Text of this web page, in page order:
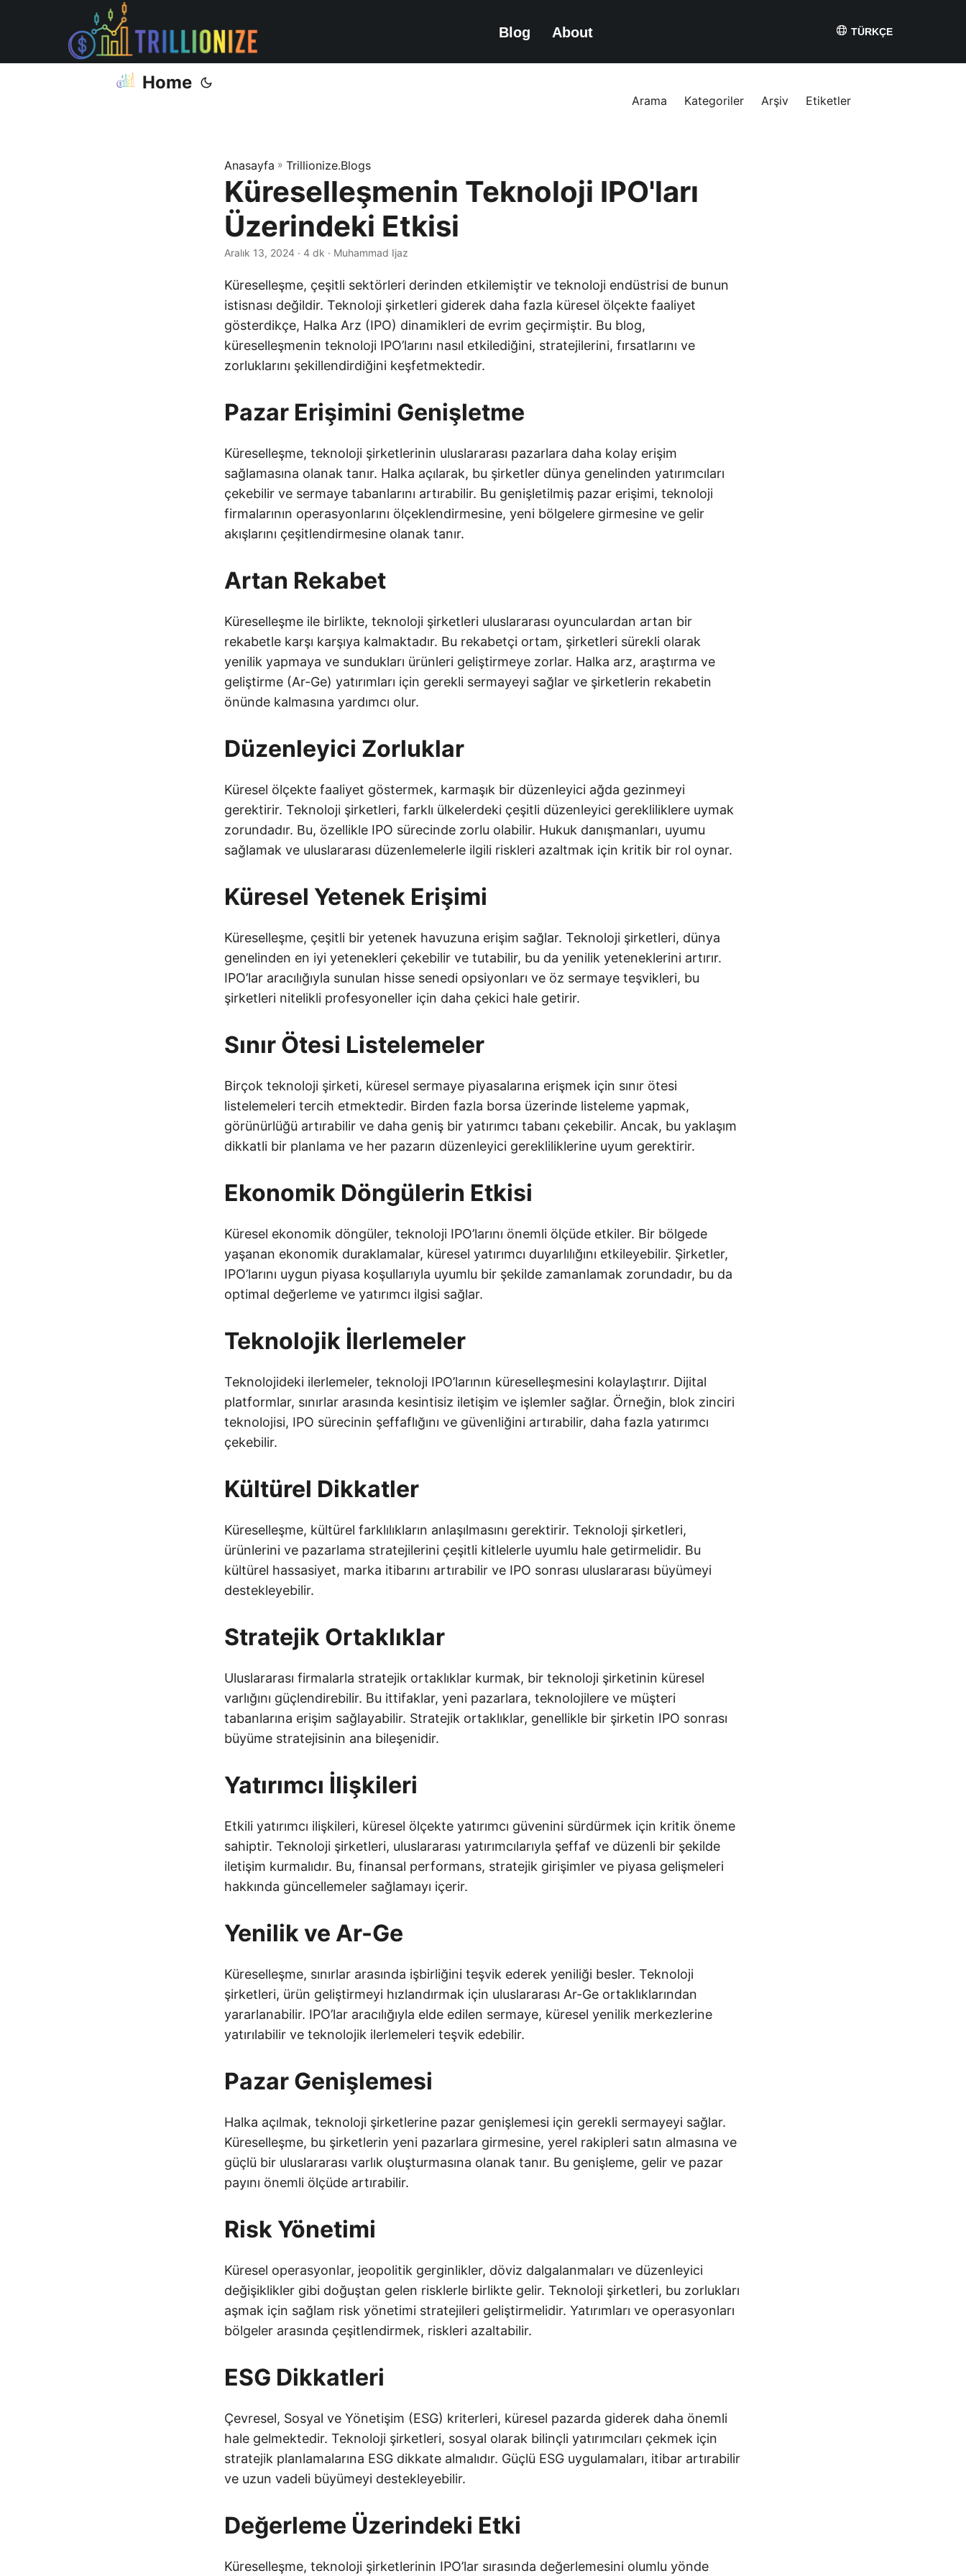
Blog About TÜRKÇE
Home
Arama Kategoriler Arşiv Etiketler
Anasayfa » Trillionize.Blogs
Küreselleşmenin Teknoloji IPO'ları
Üzerindeki Etkisi
Aralık 13, 2024 · 4 dk · Muhammad Ijaz
Küreselleşme, çeşitli sektörleri derinden etkilemiştir ve teknoloji endüstrisi de bunun
istisnası değildir. Teknoloji şirketleri giderek daha fazla küresel ölçekte faaliyet
gösterdikçe, Halka Arz (IPO) dinamikleri de evrim geçirmiştir. Bu blog,
küreselleşmenin teknoloji IPO’larını nasıl etkilediğini, stratejilerini, fırsatlarını ve
zorluklarını şekillendirdiğini keşfetmektedir.
Pazar Erişimini Genişletme
Küreselleşme, teknoloji şirketlerinin uluslararası pazarlara daha kolay erişim
sağlamasına olanak tanır. Halka açılarak, bu şirketler dünya genelinden yatırımcıları
çekebilir ve sermaye tabanlarını artırabilir. Bu genişletilmiş pazar erişimi, teknoloji
firmalarının operasyonlarını ölçeklendirmesine, yeni bölgelere girmesine ve gelir
akışlarını çeşitlendirmesine olanak tanır.
Artan Rekabet
Küreselleşme ile birlikte, teknoloji şirketleri uluslararası oyunculardan artan bir
rekabetle karşı karşıya kalmaktadır. Bu rekabetçi ortam, şirketleri sürekli olarak
yenilik yapmaya ve sundukları ürünleri geliştirmeye zorlar. Halka arz, araştırma ve
geliştirme (Ar-Ge) yatırımları için gerekli sermayeyi sağlar ve şirketlerin rekabetin
önünde kalmasına yardımcı olur.
Düzenleyici Zorluklar
Küresel ölçekte faaliyet göstermek, karmaşık bir düzenleyici ağda gezinmeyi
gerektirir. Teknoloji şirketleri, farklı ülkelerdeki çeşitli düzenleyici gerekliliklere uymak
zorundadır. Bu, özellikle IPO sürecinde zorlu olabilir. Hukuk danışmanları, uyumu
sağlamak ve uluslararası düzenlemelerle ilgili riskleri azaltmak için kritik bir rol oynar.
Küresel Yetenek Erişimi
Küreselleşme, çeşitli bir yetenek havuzuna erişim sağlar. Teknoloji şirketleri, dünya
genelinden en iyi yetenekleri çekebilir ve tutabilir, bu da yenilik yeteneklerini artırır.
IPO’lar aracılığıyla sunulan hisse senedi opsiyonları ve öz sermaye teşvikleri, bu
şirketleri nitelikli profesyoneller için daha çekici hale getirir.
Sınır Ötesi Listelemeler
Birçok teknoloji şirketi, küresel sermaye piyasalarına erişmek için sınır ötesi
listelemeleri tercih etmektedir. Birden fazla borsa üzerinde listeleme yapmak,
görünürlüğü artırabilir ve daha geniş bir yatırımcı tabanı çekebilir. Ancak, bu yaklaşım
dikkatli bir planlama ve her pazarın düzenleyici gerekliliklerine uyum gerektirir.
Ekonomik Döngülerin Etkisi
Küresel ekonomik döngüler, teknoloji IPO’larını önemli ölçüde etkiler. Bir bölgede
yaşanan ekonomik duraklamalar, küresel yatırımcı duyarlılığını etkileyebilir. Şirketler,
IPO’larını uygun piyasa koşullarıyla uyumlu bir şekilde zamanlamak zorundadır, bu da
optimal değerleme ve yatırımcı ilgisi sağlar.
Teknolojik İlerlemeler
Teknolojideki ilerlemeler, teknoloji IPO’larının küreselleşmesini kolaylaştırır. Dijital
platformlar, sınırlar arasında kesintisiz iletişim ve işlemler sağlar. Örneğin, blok zinciri
teknolojisi, IPO sürecinin şeffaflığını ve güvenliğini artırabilir, daha fazla yatırımcı
çekebilir.
Kültürel Dikkatler
Küreselleşme, kültürel farklılıkların anlaşılmasını gerektirir. Teknoloji şirketleri,
ürünlerini ve pazarlama stratejilerini çeşitli kitlelerle uyumlu hale getirmelidir. Bu
kültürel hassasiyet, marka itibarını artırabilir ve IPO sonrası uluslararası büyümeyi
destekleyebilir.
Stratejik Ortaklıklar
Uluslararası firmalarla stratejik ortaklıklar kurmak, bir teknoloji şirketinin küresel
varlığını güçlendirebilir. Bu ittifaklar, yeni pazarlara, teknolojilere ve müşteri
tabanlarına erişim sağlayabilir. Stratejik ortaklıklar, genellikle bir şirketin IPO sonrası
büyüme stratejisinin ana bileşenidir.
Yatırımcı İlişkileri
Etkili yatırımcı ilişkileri, küresel ölçekte yatırımcı güvenini sürdürmek için kritik öneme
sahiptir. Teknoloji şirketleri, uluslararası yatırımcılarıyla şeffaf ve düzenli bir şekilde
iletişim kurmalıdır. Bu, finansal performans, stratejik girişimler ve piyasa gelişmeleri
hakkında güncellemeler sağlamayı içerir.
Yenilik ve Ar-Ge
Küreselleşme, sınırlar arasında işbirliğini teşvik ederek yeniliği besler. Teknoloji
şirketleri, ürün geliştirmeyi hızlandırmak için uluslararası Ar-Ge ortaklıklarından
yararlanabilir. IPO’lar aracılığıyla elde edilen sermaye, küresel yenilik merkezlerine
yatırılabilir ve teknolojik ilerlemeleri teşvik edebilir.
Pazar Genişlemesi
Halka açılmak, teknoloji şirketlerine pazar genişlemesi için gerekli sermayeyi sağlar.
Küreselleşme, bu şirketlerin yeni pazarlara girmesine, yerel rakipleri satın almasına ve
güçlü bir uluslararası varlık oluşturmasına olanak tanır. Bu genişleme, gelir ve pazar
payını önemli ölçüde artırabilir.
Risk Yönetimi
Küresel operasyonlar, jeopolitik gerginlikler, döviz dalgalanmaları ve düzenleyici
değişiklikler gibi doğuştan gelen risklerle birlikte gelir. Teknoloji şirketleri, bu zorlukları
aşmak için sağlam risk yönetimi stratejileri geliştirmelidir. Yatırımları ve operasyonları
bölgeler arasında çeşitlendirmek, riskleri azaltabilir.
ESG Dikkatleri
Çevresel, Sosyal ve Yönetişim (ESG) kriterleri, küresel pazarda giderek daha önemli
hale gelmektedir. Teknoloji şirketleri, sosyal olarak bilinçli yatırımcıları çekmek için
stratejik planlamalarına ESG dikkate almalıdır. Güçlü ESG uygulamaları, itibar artırabilir
ve uzun vadeli büyümeyi destekleyebilir.
Değerleme Üzerindeki Etki
Küreselleşme, teknoloji şirketlerinin IPO’lar sırasında değerlemesini olumlu yönde